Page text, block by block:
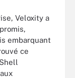
Veloxity a
embarquant
ce